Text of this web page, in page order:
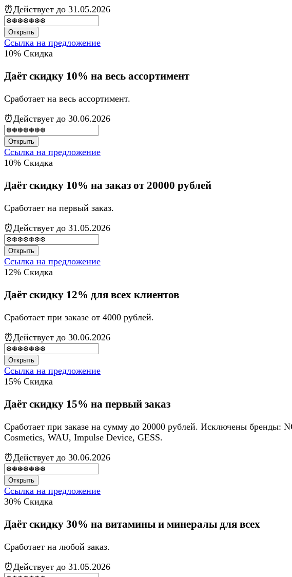
⏰Действует до 31.05.2026
Открыть
Ссылка на предложение
10% Скидка
Даёт скидку 10% на весь ассортимент
Сработает на весь ассортимент.
⏰Действует до 30.06.2026
Открыть
Ссылка на предложение
10% Скидка
Даёт скидку 10% на заказ от 20000 рублей
Сработает на первый заказ.
⏰Действует до 31.05.2026
Открыть
Ссылка на предложение
12% Скидка
Даёт скидку 12% для всех клиентов
Сработает при заказе от 4000 рублей.
⏰Действует до 30.06.2026
Открыть
Ссылка на предложение
15% Скидка
Даёт скидку 15% на первый заказ
Сработает при заказе на сумму до 20000 рублей. Исключены
Cosmetics, WAU, Impulse Device, GESS.
⏰Действует до 30.06.2026
Открыть
Ссылка на предложение
30% Скидка
Даёт скидку 30% на витамины и минералы для всех
Сработает на любой заказ.
⏰Действует до 31.05.2026